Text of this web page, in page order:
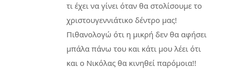
τι έχει να γίνει όταν θα στολίσουμε το
χριστουγεννιάτικο δέντρο μας!
Πιθανολογώ ότι η μικρή δεν θα αφήσει
μπάλα πάνω του και κάτι μου λέει ότι
και ο Νικόλας θα κινηθεί παρόμοια!!